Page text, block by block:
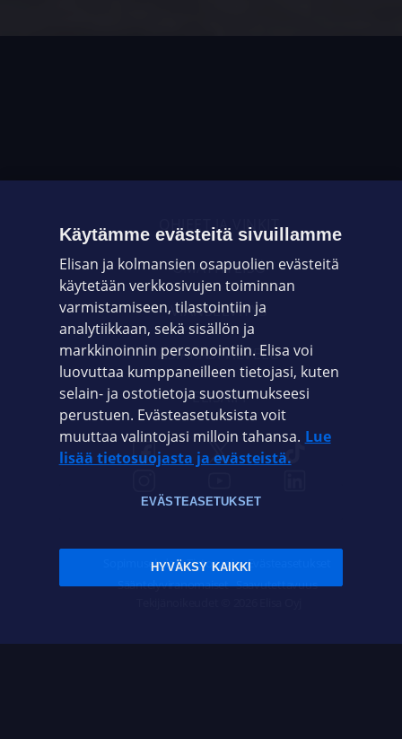
OHJEET JA VINKIT
OMAYHTEISÖ
VIANSELVITYS
ASIAKASPALVELU
ELISA.FI
Sopimusehdot Tietosuoja Evästeasetukset
Sääntelyviranomaiset Saavutettavuus
Käytämme evästeitä sivuillamme
Elisan ja kolmansien osapuolien evästeitä
käytetään verkkosivujen toiminnan
varmistamiseen, tilastointiin ja
analytiikkaan, sekä sisällön ja
markkinoinnin personointiin. Elisa voi
luovuttaa kumppaneilleen tietojasi, kuten
selain- ja ostotietoja suostumukseesi
perustuen. Evästeasetuksista voit
muuttaa valintojasi milloin tahansa. Lue
lisää tietosuojasta ja evästeistä.
EVÄSTEASETUKSET
HYVÄKSY KAIKKI